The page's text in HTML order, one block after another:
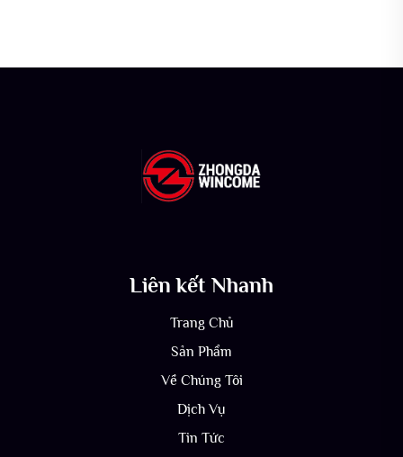
Liên kết Nhanh
Trang Chủ
Sản Phẩm
Về Chúng Tôi
Dịch Vụ
Tin Tức